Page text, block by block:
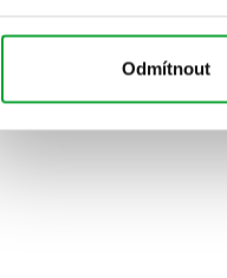
Odmítnout